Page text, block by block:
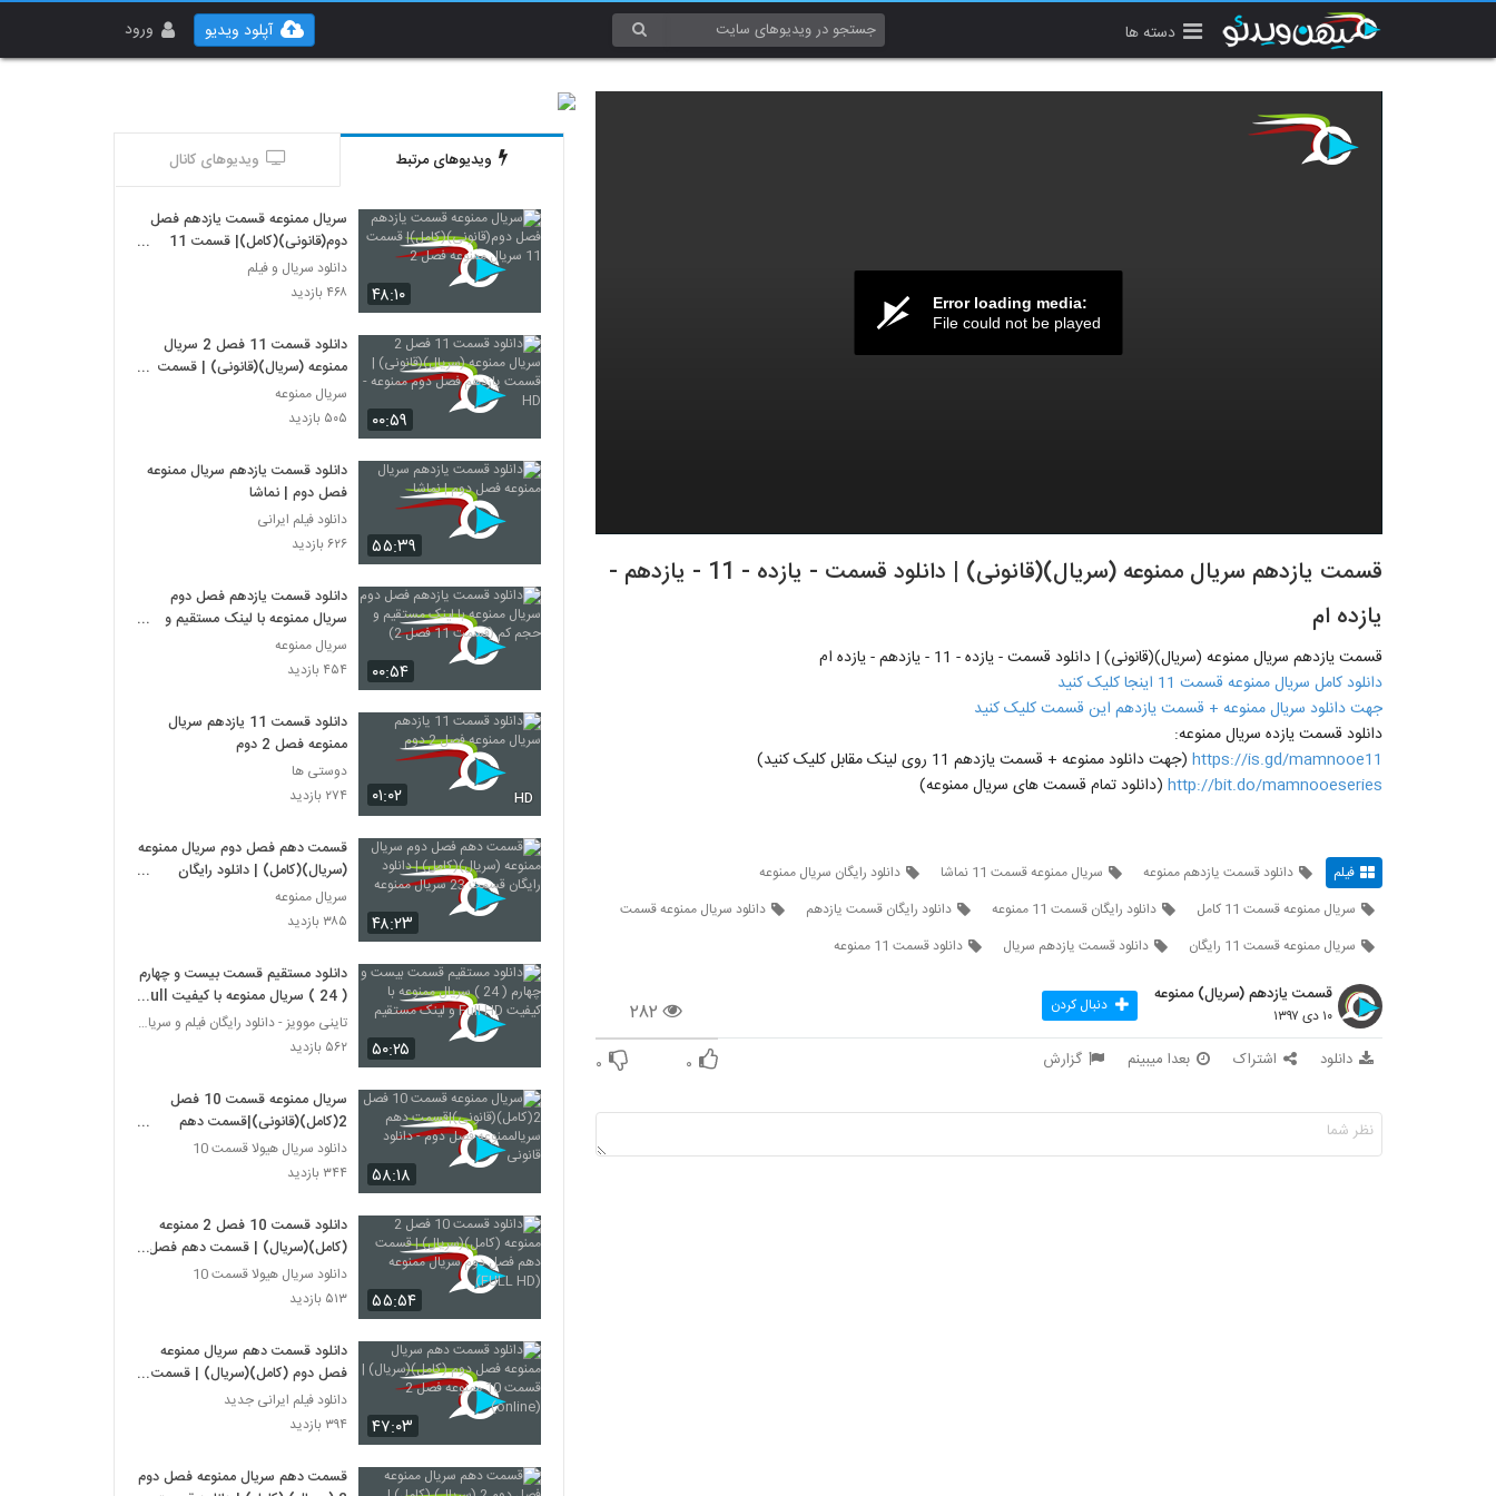
دسته ها ورود آپلود ویدیو
Error loading media:
File could not be played
قسمت یازدهم سریال ممنوعه (سریال)(قانونی) | دانلود قسمت - یازده - 11 - یازدهم -
یازده ام
قسمت یازدهم سریال ممنوعه (سریال)(قانونی) | دانلود قسمت - یازده - 11 - یازدهم - یازده ام
دانلود کامل سریال ممنوعه قسمت 11 اینجا کلیک کنید
جهت دانلود سریال ممنوعه + قسمت یازدهم این قسمت کلیک کنید
دانلود قسمت یازده سریال ممنوعه:
https://is.gd/mamnooe11 (جهت دانلود ممنوعه + قسمت یازدهم 11 روی لینک مقابل کلیک کنید)
http://bit.do/mamnooeseries (دانلود تمام قسمت های سریال ممنوعه)
فیلم دانلود قسمت یازدهم ممنوعه سریال ممنوعه قسمت 11 نماشا
دانلود رایگان سریال ممنوعه
سریال ممنوعه قسمت 11 کامل
دانلود رایگان قسمت 11 ممنوعه دانلود رایگان قسمت یازدهم
دانلود سریال ممنوعه قسمت
سریال ممنوعه قسمت 11 رایگان
دانلود قسمت یازدهم سریال دانلود قسمت 11 ممنوعه
۲۸۲
قسمت یازدهم (سریال) ممنوعه
۱۰ دی ۱۳۹۷ دنبال کردن
دانلود اشتراک بعدا میبینم گزارش ۰ ۰
ویدیوهای مرتبط ویدیوهای کانال
۴۸:۱۰
سریال ممنوعه قسمت یازدهم فصل
دوم(قانونی)(کامل)| قسمت 11
سریال ممنوعه فصل 2
دانلود سریال و فیلم
۴۶۸ بازدید
۰۰:۵۹
دانلود قسمت 11 فصل 2 سریال
ممنوعه (سریال)(قانونی) | قسمت
یازدهم فصل دوم ممنوعه -HD
سریال ممنوعه
۵۰۵ بازدید
۵۵:۳۹
دانلود قسمت یازدهم سریال ممنوعه
فصل دوم | نماشا
دانلود فیلم ایرانی
۶۲۶ بازدید
۰۰:۵۴
دانلود قسمت یازدهم فصل دوم
سریال ممنوعه با لینک مستقیم و
حجم کم (قسمت 11 فصل 2)
سریال ممنوعه
۴۵۴ بازدید
۰۱:۰۲ HD
دانلود قسمت 11 یازدهم سریال
ممنوعه فصل 2 دوم
دوستی ها
۲۷۴ بازدید
۴۸:۲۳
قسمت دهم فصل دوم سریال ممنوعه
(سریال)(کامل) | دانلود رایگان
قسمت 23 سریال ممنوعه
سریال ممنوعه
۳۸۵ بازدید
۵۰:۲۵
دانلود مستقیم قسمت بیست و چهارم
( 24 ) سریال ممنوعه با کیفیت Full
HD و لینک مستقیم
تاینی موویز - دانلود رایگان فیلم و سریال ایرانی جد
۵۶۲ بازدید
۵۸:۱۸
سریال ممنوعه قسمت 10 فصل
2(کامل)(قانونی)|قسمت دهم
سریالممنوعه فصل دوم - دانلود
قانونی
دانلود سریال هیولا قسمت 10
۳۴۴ بازدید
۵۵:۵۴
دانلود قسمت 10 فصل 2 ممنوعه
(کامل)(سریال) | قسمت دهم فصل
دوم سریال ممنوعه (FULL HD)
دانلود سریال هیولا قسمت 10
۵۱۳ بازدید
۴۷:۰۳
دانلود قسمت دهم سریال ممنوعه
فصل دوم (کامل)(سریال) | قسمت
10 ممنوعه فصل 2 (online)
دانلود فیلم ایرانی جدید
۳۹۴ بازدید
قسمت دهم سریال ممنوعه فصل دوم